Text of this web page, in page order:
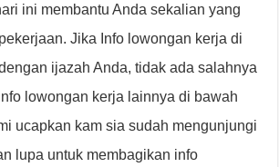
ini membantu Anda sekalian yang
Jika Info lowongan kerja di
ijazah Anda, tidak ada salahnya
lowongan kerja lainnya di bawah
ucapkan kam sia sudah mengunjungi
lupa untuk membagikan info